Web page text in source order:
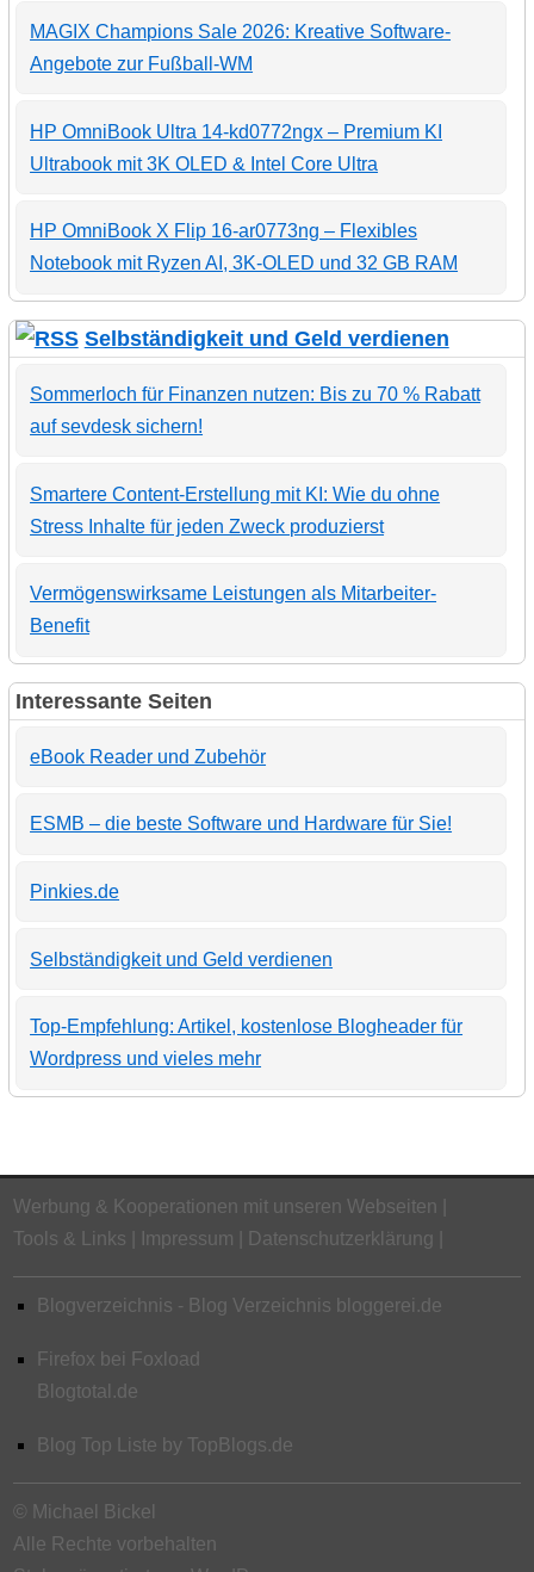
MAGIX Champions Sale 2026: Kreative Software-
Angebote zur Fußball-WM
HP OmniBook Ultra 14-kd0772ngx – Premium KI
Ultrabook mit 3K OLED & Intel Core Ultra
HP OmniBook X Flip 16-ar0773ng – Flexibles
Notebook mit Ryzen AI, 3K-OLED und 32 GB RAM
Selbständigkeit und Geld verdienen
Sommerloch für Finanzen nutzen: Bis zu 70 % Rabatt
auf sevdesk sichern!
Smartere Content-Erstellung mit KI: Wie du ohne
Stress Inhalte für jeden Zweck produzierst
Vermögenswirksame Leistungen als Mitarbeiter-
Benefit
Interessante Seiten
eBook Reader und Zubehör
ESMB – die beste Software und Hardware für Sie!
Pinkies.de
Selbständigkeit und Geld verdienen
Top-Empfehlung: Artikel, kostenlose Blogheader für
Wordpress und vieles mehr
Werbung & Kooperationen mit unseren Webseiten
Tools & Links
Impressum Datenschutzerklärung
Blogverzeichnis - Blog Verzeichnis bloggerei.de
Firefox bei Foxload
Blogtotal.de
Blog Top Liste by TopBlogs.de
© Michael Bickel
Alle Rechte vorbehalten